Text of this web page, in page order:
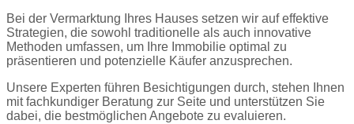
Bei der Vermarktung Ihres Hauses setzen wir auf effektive
Strategien, die sowohl traditionelle als auch innovative
Methoden umfassen, um Ihre Immobilie optimal zu
präsentieren und potenzielle Käufer anzusprechen.
Unsere Experten führen Besichtigungen durch, stehen Ihnen
mit fachkundiger Beratung zur Seite und unterstützen Sie
dabei, die bestmöglichen Angebote zu evaluieren.